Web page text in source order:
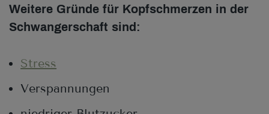
Weitere Gründe für Kopfschmerzen in der
Schwangerschaft sind:
Stress
Verspannungen